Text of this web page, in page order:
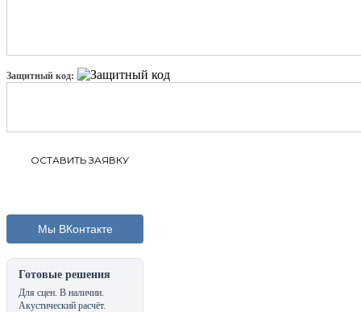
Защитный код:
Мы ВКонтакте
Готовые решения
Для сцен. В наличии.
Акустический расчёт.